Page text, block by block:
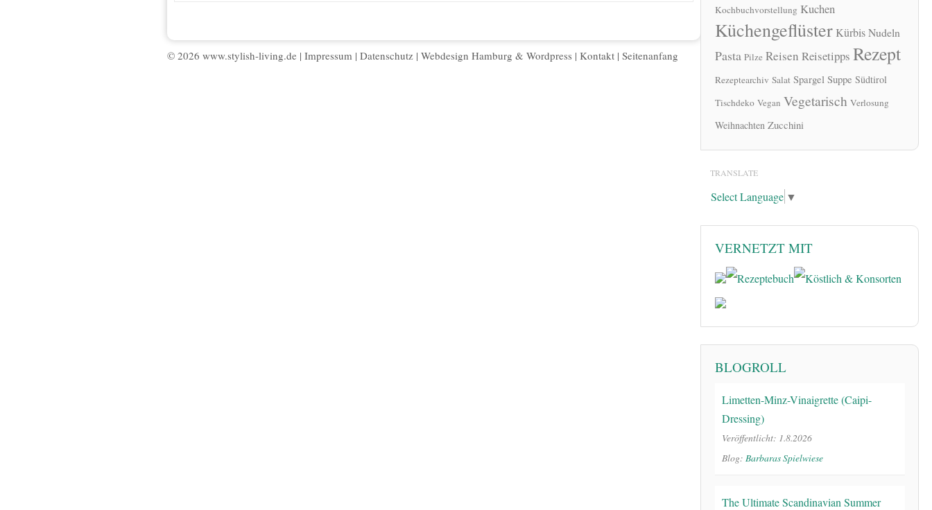
© 2026 www.stylish-living.de | Impressum | Datenschutz | Webdesign Hamburg & Wordpress | Kontakt | Seitenanfang
Kochbuchvorstellung Kuchen
Küchengeflüster KürbisNudeln
Pasta Pilze Reisen Reisetipps Rezept
Rezeptearchiv Salat Spargel Suppe Südtirol
Tischdeko Vegan Vegetarisch Verlosung
Weihnachten Zucchini
TRANSLATE
Select Language ▼
VERNETZT MIT
BLOGROLL
Limetten-Minz-Vinaigrette (Caipi-
Dressing)
Veröffentlicht: 1.8.2026
Blog: Barbaras Spielwiese
The Ultimate Scandinavian Summer